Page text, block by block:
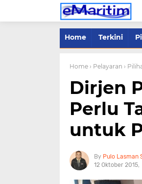
Home Terkini
Home › Pelayaran ›
Dirjen
Perlu
untuk
Pulo Lasman
12 Oktober 2015